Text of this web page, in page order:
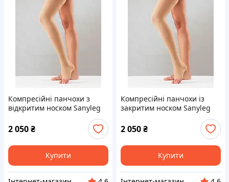
Компресійні панчохи з
відкритим носком Sanyleg
2 050₴
Купити
Компресійні панчохи із
закритим носком Sanyleg
2 050₴
Купити